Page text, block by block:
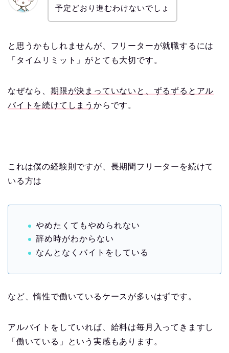
予定どおり進むわけないでしょ
と思うかもしれませんが、フリーターが就職するには
「タイムリミット」がとても大切です。
なぜなら、 期限が決まっていないと、ずるずるとアル
バイトを続けてしまう からです。
これは僕の経験則ですが、長期間フリーターを続けて
いる方は
やめたくてもやめられない
辞め時がわからない
なんとなくバイトをしている
など、惰性で働いているケースが多いはずです。
アルバイトをしていれば、給料は毎月入ってきますし
「働いている」という実感もあります。